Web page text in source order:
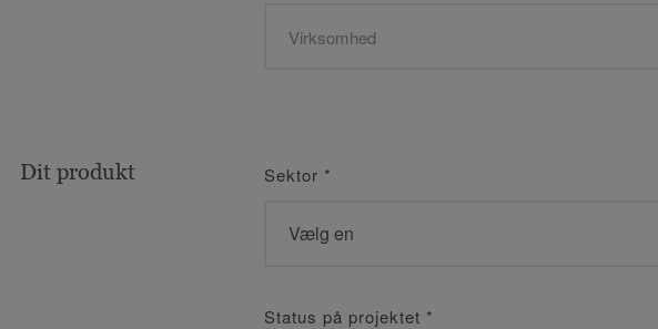
Dit produkt Sektor *
Status på projektet *